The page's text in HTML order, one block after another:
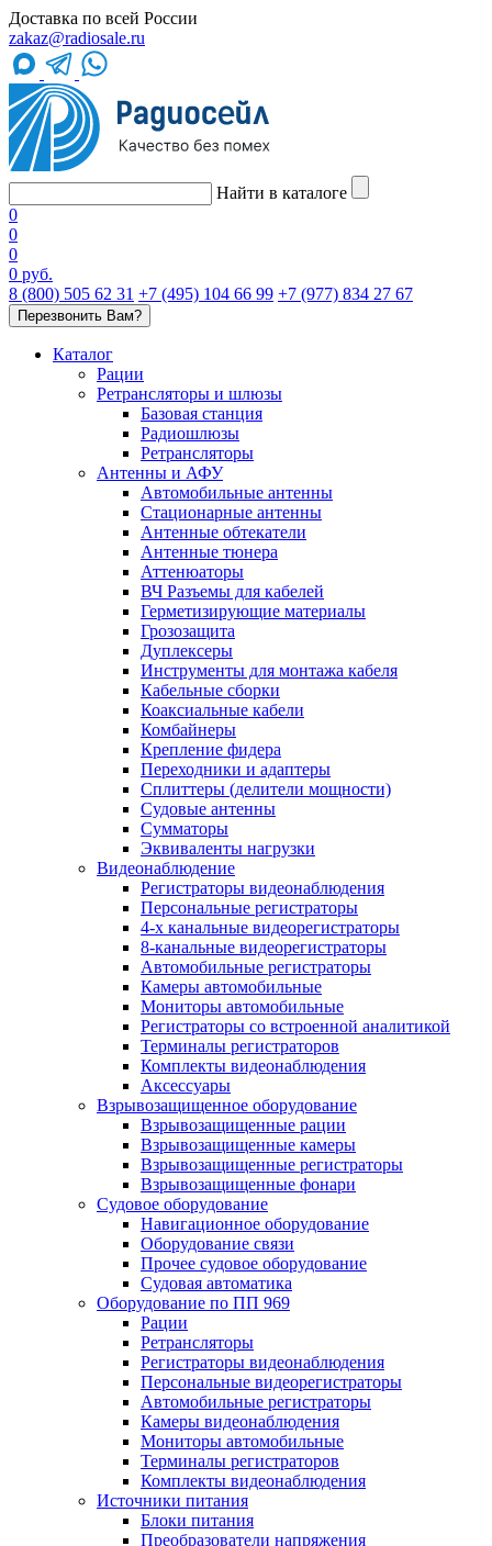
Доставка по всей России
zakaz@radiosale.ru
Найти в каталоге
0
0
0
0 руб.
8 (800) 505 62 31 +7 (495) 104 66 99 +7 (977) 834 27 67
Перезвонить Вам?
Каталог
Рации
Ретрансляторы и шлюзы
Базовая станция
Радиошлюзы
Ретрансляторы
Антенны и АФУ
Автомобильные антенны
Стационарные антенны
Антенные обтекатели
Антенные тюнера
Аттенюаторы
ВЧ Разъемы для кабелей
Герметизирующие материалы
Грозозащита
Дуплексеры
Инструменты для монтажа кабеля
Кабельные сборки
Коаксиальные кабели
Комбайнеры
Крепление фидера
Переходники и адаптеры
Сплиттеры (делители мощности)
Судовые антенны
Сумматоры
Эквиваленты нагрузки
Видеонаблюдение
Регистраторы видеонаблюдения
Персональные регистраторы
4-х канальные видеорегистраторы
8-канальные видеорегистраторы
Автомобильные регистраторы
Камеры автомобильные
Мониторы автомобильные
Регистраторы со встроенной аналитикой
Терминалы регистраторов
Комплекты видеонаблюдения
Аксессуары
Взрывозащищенное оборудование
Взрывозащищенные рации
Взрывозащищенные камеры
Взрывозащищенные регистраторы
Взрывозащищенные фонари
Судовое оборудование
Навигационное оборудование
Оборудование связи
Прочее судовое оборудование
Судовая автоматика
Оборудование по ПП 969
Рации
Ретрансляторы
Регистраторы видеонаблюдения
Персональные видеорегистраторы
Автомобильные регистраторы
Камеры видеонаблюдения
Мониторы автомобильные
Терминалы регистраторов
Комплекты видеонаблюдения
Источники питания
Блоки питания
Преобразователи напряжения